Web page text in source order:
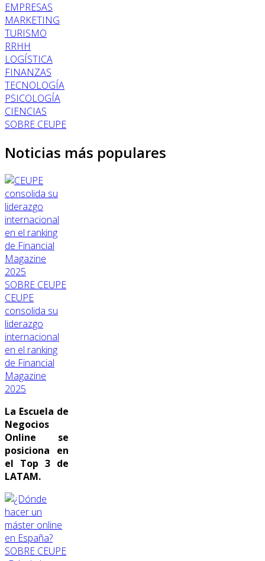
EMPRESAS
MARKETING
TURISMO
RRHH
LOGÍSTICA
FINANZAS
TECNOLOGÍA
PSICOLOGÍA
CIENCIAS
SOBRE CEUPE
Noticias más populares
SOBRE CEUPE
CEUPE
consolida su
liderazgo
internacional
en el ranking
de Financial
Magazine
2025
La Escuela de
Negocios
Online se
posiciona en
el Top 3 de
LATAM.
SOBRE CEUPE